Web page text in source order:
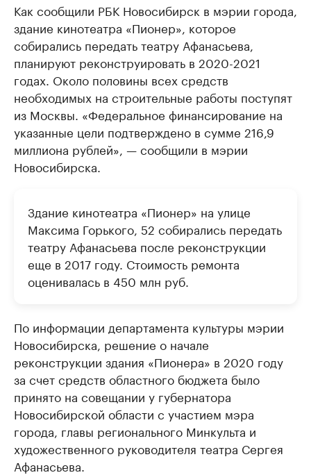
Как сообщили РБК Новосибирск в мэрии города,
здание кинотеатра «Пионер», которое
собирались передать театру Афанасьева,
планируют реконструировать в 2020-2021
годах. Около половины всех средств
необходимых на строительные работы поступят
из Москвы. «Федеральное финансирование на
указанные цели подтверждено в сумме 216,9
миллиона рублей», — сообщили в мэрии
Новосибирска.
Здание кинотеатра «Пионер» на улице
Максима Горького, 52 собирались передать
театру Афанасьева после реконструкции
еще в 2017 году. Стоимость ремонта
оценивалась в 450 млн руб.
По информации департамента культуры мэрии
Новосибирска, решение о начале
реконструкции здания «Пионера» в 2020 году
за счет средств областного бюджета было
принято на совещании у губернатора
Новосибирской области с участием мэра
города, главы регионального Минкульта и
художественного руководителя театра Сергея
Афанасьева.